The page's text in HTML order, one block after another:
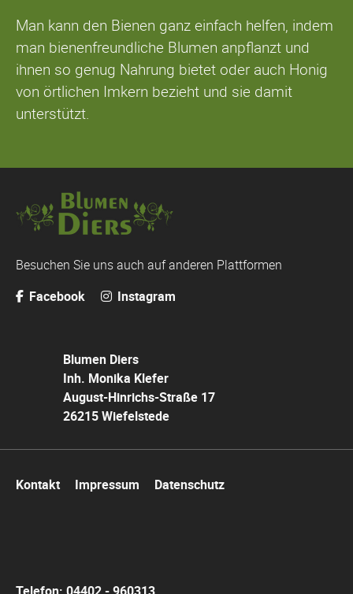
Man kann den Bienen ganz einfach helfen, indem
man bienenfreundliche Blumen anpflanzt und
ihnen so genug Nahrung bietet oder auch Honig
von örtlichen Imkern bezieht und sie damit
unterstützt.
Besuchen Sie uns auch auf anderen Plattformen
Facebook
Instagram
Blumen Diers
Inh. Monika Klefer
August-Hinrichs-Straße 17
26215 Wiefelstede
überspringen
Kontakt Impressum Datenschutz